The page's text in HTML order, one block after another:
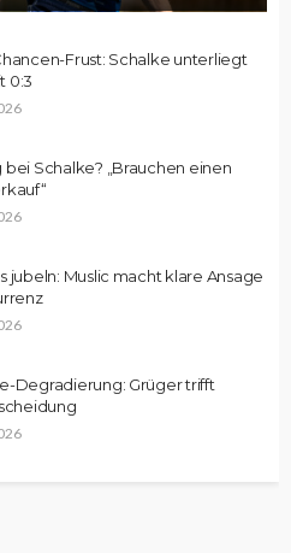
Frust: Schalke unterliegt
0:3
Schalke? „Brauchen einen
jubeln: Muslic macht klare Ansage
Degradierung: Grüger trifft